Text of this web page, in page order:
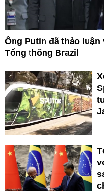
Ông Putin đã thảo luận
Tổng thống Brazil